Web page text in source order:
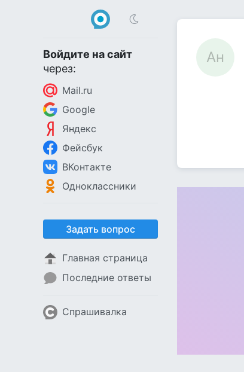
Войдите на сайт
через:
Mail.ru
Google
Яндекс
Фейсбук
ВКонтакте
Одноклассники
Задать вопрос
Главная страница
Последние ответы
Спрашивалка
Ан